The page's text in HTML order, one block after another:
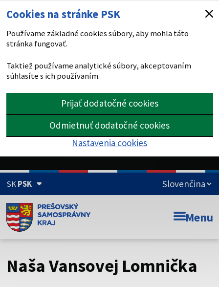
Cookies na stránke PSK
Používame základné cookies súbory, aby mohla táto
stránka fungovať.
Taktiež používame analytické súbory, akceptovaním
súhlasíte s ich používaním.
Prijať dodatočné cookies
Odmietnuť dodatočné cookies
Nastavenia cookies
SKPSK
Doména psk.sk je oficiálna
Toto je oficiálna webová stránka Prešovského
Menu
Naša Vansovej Lomnička